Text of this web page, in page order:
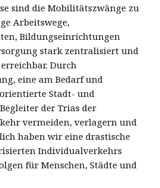
sind die Mobilitätszwänge zu
Arbeitswege,
Bildungseinrichtungen
stark zentralisiert und
Durch
eine am Bedarf und
Stadt- und
der Trias der
vermeiden, verlagern und
haben wir eine drastische
Individualverkehrs
für Menschen, Städte und